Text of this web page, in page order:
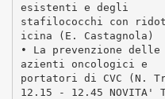
esistenti e degli
stafilococchi con
icina (E. Castagnola)
• La prevenzione
azienti oncologici e
portatori di CVC (N.
12.15 - 12.45 NOVITA'